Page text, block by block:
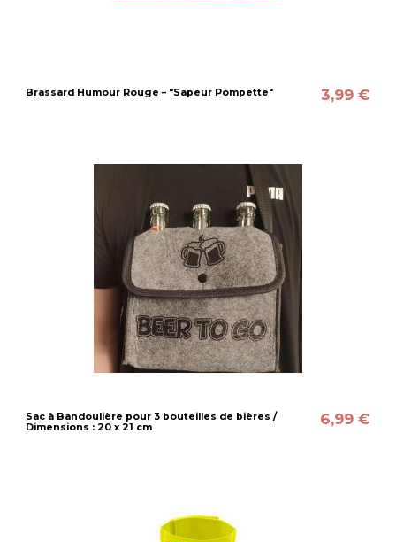
Brassard Humour Rouge – "Sapeur Pompette" 3,99 €
Sac à Bandoulière pour 3 bouteilles de bières /
Dimensions : 20 x 21 cm
6,99 €